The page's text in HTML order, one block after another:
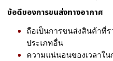
ข้อดีของการขนส่งทางอากาศ
ถือเป็นการขนส่งสินค้าที่
ประเภทอื่น
ความแน่นอนของเวลาใน